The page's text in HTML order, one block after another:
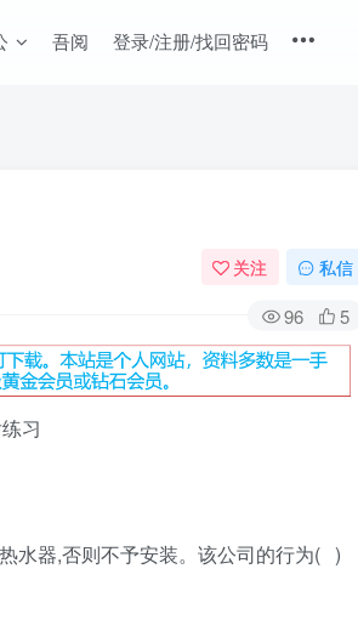
吾阅 登录/注册/找回密码
关注 私信
96 5
习
水器,否则不予安装。该公司的行为( )